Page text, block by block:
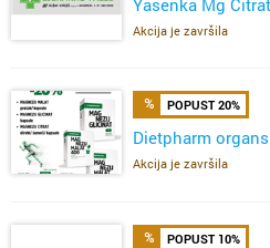
Akcija je završila
POPUST 20%
Dietpharm
Akcija je završila
POPUST 10%